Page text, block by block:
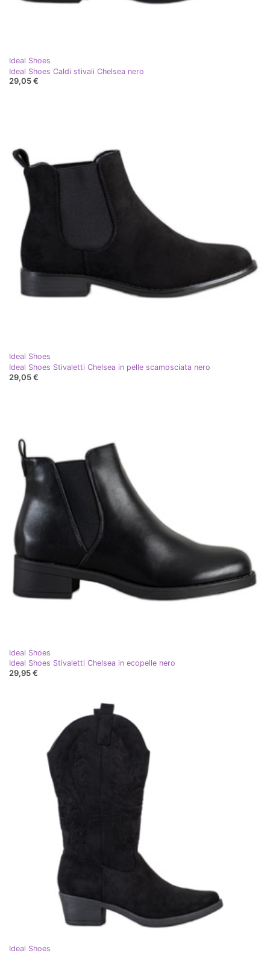
Ideal Shoes
Ideal Shoes Caldi stivali Chelsea nero
29,05 €
Ideal Shoes
Ideal Shoes Stivaletti Chelsea in pelle scamosciata nero
29,05 €
Ideal Shoes
Ideal Shoes Stivaletti Chelsea in ecopelle nero
29,95 €
Ideal Shoes